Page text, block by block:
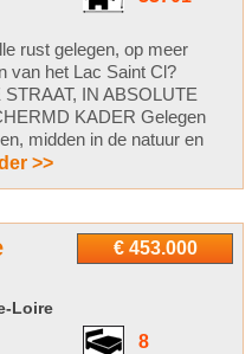
rust gelegen, op meer
van het Lac Saint Cl?
IN ABSOLUTE
KADER Gelegen
midden in de natuur en
>>
€ 453.000
Loire
8